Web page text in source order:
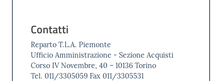
Contatti
Reparto T.L.A. Piemonte
Ufficio Amministrazione - Sezione Acquisti
Corso IV Novembre, 40 – 10136 Torino
Tel. 011/3305059 Fax 011/3305531